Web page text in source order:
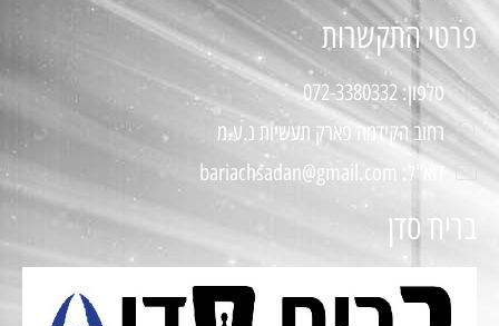
פרטי התקשרות
טלפון: 072-3380332
רחוב הקידמה פארק תעשיות נ.ע.מ
דוא"ל: bariachsadan@gmail.com
בריח סדן